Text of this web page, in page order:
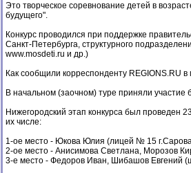
Это творческое соревнование детей в
будущего".
Конкурс проводился при поддержке
Санкт-Петербурга, структурного
www.mosdeti.ru и др.)
Как сообщили корреспонденту REGIONS.RU
В начальном (заочном) туре приняли
Нижегородский этап конкурса был проведен
их числе:
1-ое место - Юкова Юлия (лицей № 15
2-ое место - Анисимова Светлана, Морозов
3-е место - Федоров Иван, Шибашов Евгений